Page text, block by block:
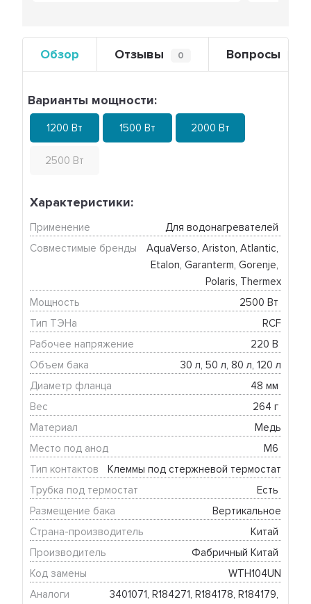
Обзор Отзывы 0 Вопросы
Варианты мощности:
1200 Вт 1500 Вт 2000 Вт
2500 Вт
Характеристики:
Применение
Для водонагревателей
Совместимые бренды
AquaVerso, Ariston, Atlantic,
Etalon, Garanterm, Gorenje,
Polaris, Thermex
Мощность
2500 Вт
Тип ТЭНа
RCF
Рабочее напряжение
220 В
Объем бака
30 л, 50 л, 80 л, 120 л
Диаметр фланца
48 мм
Вес
264 г
Материал
Медь
Место под анод
М6
Тип контактов
Клеммы под стержневой термостат
Трубка под термостат
Есть
Размещение бака
Вертикальное
Страна-производитель
Китай
Производитель
Фабричный Китай
Код замены
WTH104UN
Аналоги
3401071, R184271, R184178, R184179,